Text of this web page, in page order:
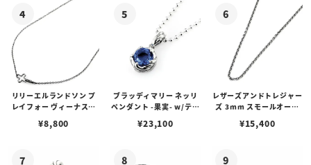
リリーエルランドソン プ
レイフォー ヴィーナスチ
¥8,800
ブラッディマリー ネッリ
ペンダント -果実- w/ティ
¥23,100
レザーズアンドトレジャー
ズ 3mm スモールオーバ
ブスタークラスプ＆LTロ
¥15,400